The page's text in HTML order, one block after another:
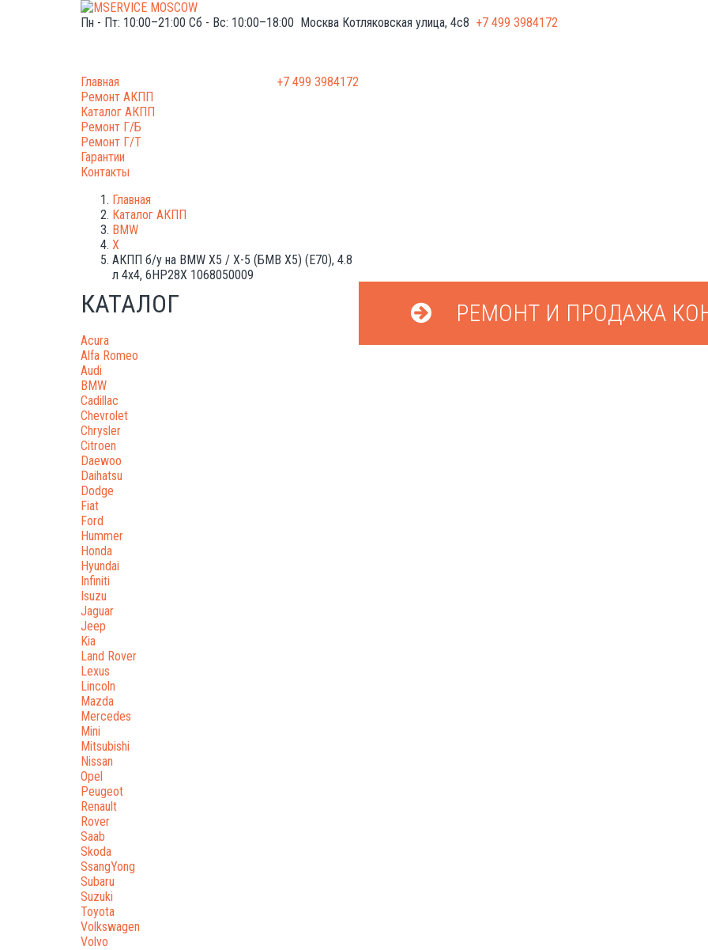
Пн - Пт: 10:00–21:00 Сб - Вс: 10:00–18:00 Москва Котляковская улица, 4с8 +7 499 3984172
РЕМОНТ И ПРОДАЖА
+7 499 3984172
Главная
Ремонт АКПП
Каталог АКПП
Ремонт Г/Б
Ремонт Г/Т
Гарантии
Контакты
Главная
Каталог АКПП
BMW
X
АКПП б/у на BMW Х5 / X-5 (БМВ Х5) (E70), 4.8
л 4x4, 6HP28X 1068050009
КАТАЛОГ
Acura
Alfa Romeo
Audi
BMW
Cadillac
Chevrolet
Chrysler
Citroen
Daewoo
Daihatsu
Dodge
Fiat
Ford
Hummer
Honda
Hyundai
Infiniti
Isuzu
Jaguar
Jeep
Kia
Land Rover
Lexus
Lincoln
Mazda
Mercedes
Mini
Mitsubishi
Nissan
Opel
Peugeot
Renault
Rover
Saab
Skoda
SsangYong
Subaru
Suzuki
Toyota
Volkswagen
Volvo